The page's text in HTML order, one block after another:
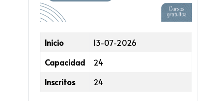
Inicio
13-07-2026
Capacidad
24
Inscritos
24